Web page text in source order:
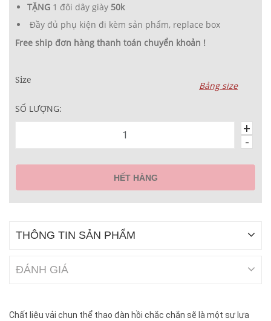
TẶNG 1 đôi dây giày 50k
Đầy đủ phụ kiện đi kèm sản phẩm, replace box
Free ship đơn hàng thanh toán chuyển khoản !
Size
Bảng size
SỐ LƯỢNG:
-
+
HẾT HÀNG
THÔNG TIN SẢN PHẨM
ĐÁNH GIÁ
Chất liệu vải chun thể thao đàn hồi chắc chắn sẽ là một sự lựa